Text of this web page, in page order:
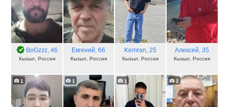
BoGzzz, 46
Кызыл, Россия
Евгений, 66
Кызыл, Россия
Kemran, 25
Кызыл, Россия
Алексей, 35
Кызыл, Россия
1 1 1 2